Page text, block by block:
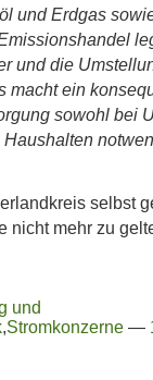
und Erdgas
und die
macht ein
sowohl bei
selbst
nicht mehr zu
und
,Stromkonzerne —